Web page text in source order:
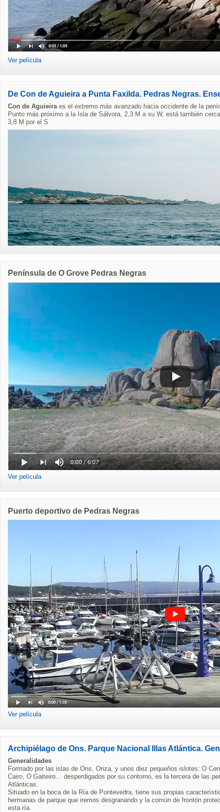
Ver película
De Con de Aguieira a Punta Faxilda. Pedras Negras.
Con de Aguieira es el extremo más avanzado hacia occidente de la
Punto más próximo a la Isla de Sálvora, 2,3 M a su W, está también
3,8 M por el S
Península de O Grove Pedras Negras
Ver película
Puerto deportivo de Pedras Negras
Ver película
Archipiélago de Ons. Parque Nacional Illas Atlántica.
Generalidades
Formado por las islas de Ons, Onza, y unos diez pequeños islotes: O
Cairo, O Gaiteiro… desperdigados por su contorno, es la tercera de las
Atlánticas.
Situado en la boca de la Ría de Pontevedra, tiene sus propias
hermanas de parque que iremos desgranando y la común de frontón
esta ría.